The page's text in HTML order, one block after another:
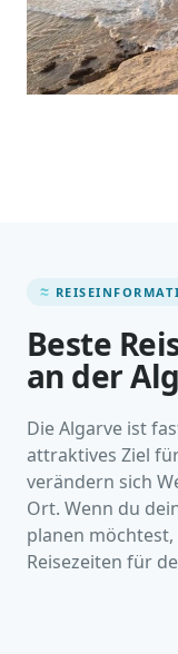
Beste
an der
Die Algarve ist
attraktives Ziel
verändern sich
Ort. Wenn du
planen
Reisezeiten für